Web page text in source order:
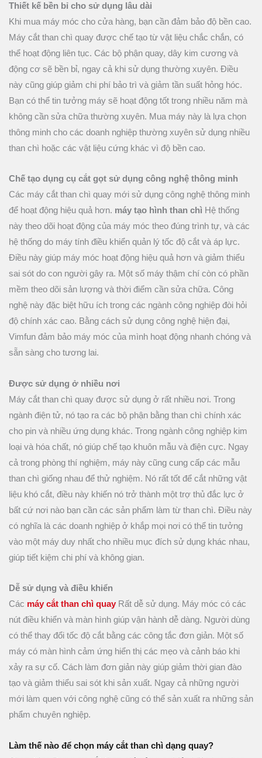
Thiết kế bền bỉ cho sử dụng lâu dài
Khi mua máy móc cho cửa hàng, bạn cần đảm bảo độ bền cao.
Máy cắt than chì quay được chế tạo từ vật liệu chắc chắn, có
thể hoạt động liên tục. Các bộ phận quay, dây kim cương và
động cơ sẽ bền bỉ, ngay cả khi sử dụng thường xuyên. Điều
này cũng giúp giảm chi phí bảo trì và giảm tần suất hỏng hóc.
Bạn có thể tin tưởng máy sẽ hoạt động tốt trong nhiều năm mà
không cần sửa chữa thường xuyên. Mua máy này là lựa chọn
thông minh cho các doanh nghiệp thường xuyên sử dụng nhiều
than chì hoặc các vật liệu cứng khác vì độ bền cao.
Chế tạo dụng cụ cắt gọt sử dụng công nghệ thông minh
Các máy cắt than chì quay mới sử dụng công nghệ thông minh
để hoạt động hiệu quả hơn. máy tạo hình than chì Hệ thống
này theo dõi hoạt động của máy móc theo đúng trình tự, và các
hệ thống do máy tính điều khiển quản lý tốc độ cắt và áp lực.
Điều này giúp máy móc hoạt động hiệu quả hơn và giảm thiểu
sai sót do con người gây ra. Một số máy thậm chí còn có phần
mềm theo dõi sản lượng và thời điểm cần sửa chữa. Công
nghệ này đặc biệt hữu ích trong các ngành công nghiệp đòi hỏi
độ chính xác cao. Bằng cách sử dụng công nghệ hiện đại,
Vimfun đảm bảo máy móc của mình hoạt động nhanh chóng và
sẵn sàng cho tương lai.
Được sử dụng ở nhiều nơi
Máy cắt than chì quay được sử dụng ở rất nhiều nơi. Trong
ngành điện tử, nó tạo ra các bộ phận bằng than chì chính xác
cho pin và nhiều ứng dụng khác. Trong ngành công nghiệp kim
loại và hóa chất, nó giúp chế tạo khuôn mẫu và điện cực. Ngay
cả trong phòng thí nghiệm, máy này cũng cung cấp các mẫu
than chì giống nhau để thử nghiệm. Nó rất tốt để cắt những vật
liệu khó cắt, điều này khiến nó trở thành một trợ thủ đắc lực ở
bất cứ nơi nào bạn cần các sản phẩm làm từ than chì. Điều này
có nghĩa là các doanh nghiệp ở khắp mọi nơi có thể tin tưởng
vào một máy duy nhất cho nhiều mục đích sử dụng khác nhau,
giúp tiết kiệm chi phí và không gian.
Dễ sử dụng và điều khiển
Các máy cắt than chì quay Rất dễ sử dụng. Máy móc có các
nút điều khiển và màn hình giúp vận hành dễ dàng. Người dùng
có thể thay đổi tốc độ cắt bằng các công tắc đơn giản. Một số
máy có màn hình cảm ứng hiển thị các mẹo và cảnh báo khi
xảy ra sự cố. Cách làm đơn giản này giúp giảm thời gian đào
tạo và giảm thiểu sai sót khi sản xuất. Ngay cả những người
mới làm quen với công nghệ cũng có thể sản xuất ra những sản
phẩm chuyên nghiệp.
Làm thế nào để chọn máy cắt than chì dạng quay?